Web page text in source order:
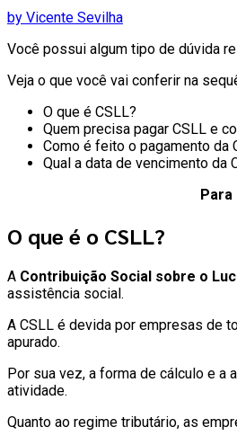
by Vicente Sevilha
Você possui algum tipo de dúvida
Veja o que você vai conferir na
O que é CSLL?
Quem precisa pagar CSLL e
Como é feito o pagamento da
Qual a data de vencimento da
Para
O que é o CSLL?
A Contribuição Social sobre o
assistência social.
A CSLL é devida por empresas de
apurado.
Por sua vez, a forma de cálculo e a
atividade.
Quanto ao regime tributário, as